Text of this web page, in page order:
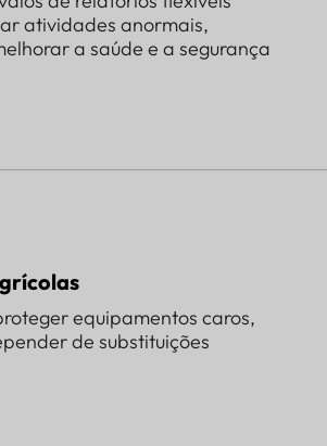
atividades anormais,
a saúde e a segurança
equipamentos caros,
de substituições